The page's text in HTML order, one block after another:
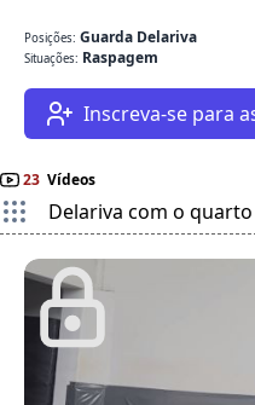
Posições: Guarda Delariva
Situações: Raspagem
Inscreva-se para
23 Vídeos
Delariva com o quarto